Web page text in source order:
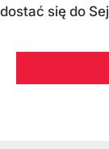
dostać się do